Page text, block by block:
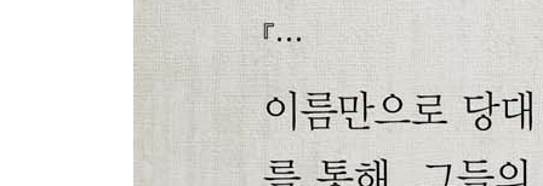
74. 이한직_ 풍장(風葬)
75. 이한직_ 낙타(駱駝)
76. 박목월_ 나그네
77. 박목월_ 윤사월(閏四月)
78. 박목월_ 청(靑)노루
79. 박두진_ 해